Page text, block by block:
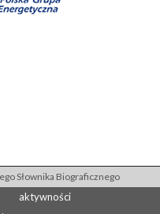
Słownika Biograficznego
aktywności